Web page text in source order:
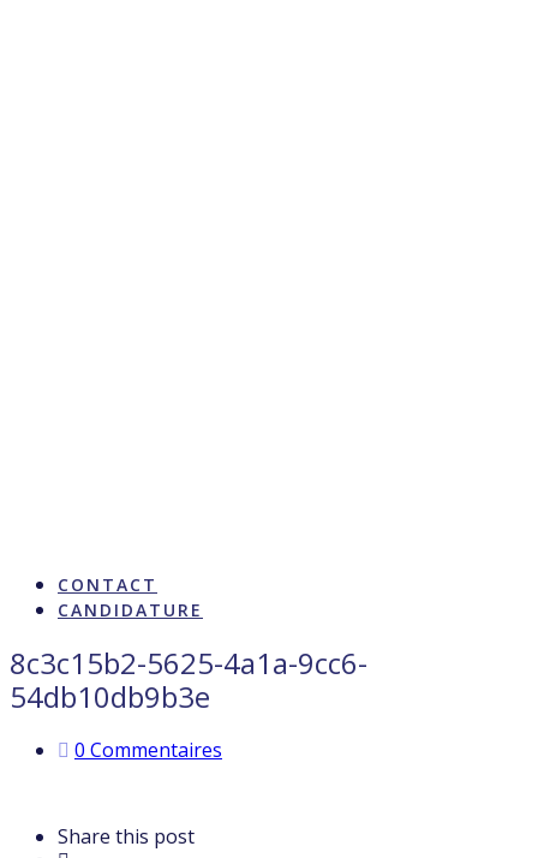
CONTACT
CANDIDATURE
8c3c15b2-5625-4a1a-9cc6-
54db10db9b3e
0 Commentaires
Share this post